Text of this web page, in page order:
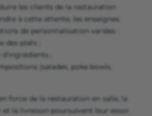
les clients de la restauration
à cette attente, les enseignes
de personnalisation variées :
des plats ;
;
(salades, poke bowls,
force de la restauration en salle, la
la livraison poursuivent leur essor.